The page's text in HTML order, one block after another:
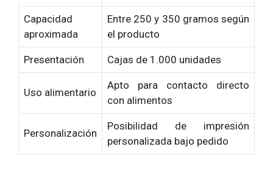
Capacidad
aproximada
Entre 250 y 350 gramos según
el producto
Presentación Cajas de 1.000 unidades
Uso alimentario
Apto para contacto directo
con alimentos
Personalización
Posibilidad de impresión
personalizada bajo pedido